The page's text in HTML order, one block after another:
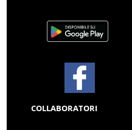
COLLABORATORI